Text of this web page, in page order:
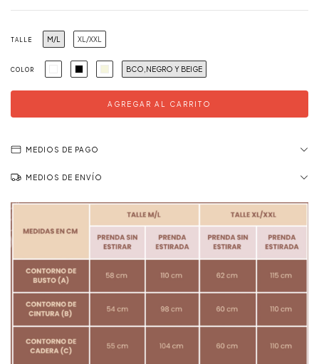
TALLE M/L XL/XXL
COLOR BCO,NEGRO Y BEIGE
MEDIOS DE PAGO
MEDIOS DE ENVÍO